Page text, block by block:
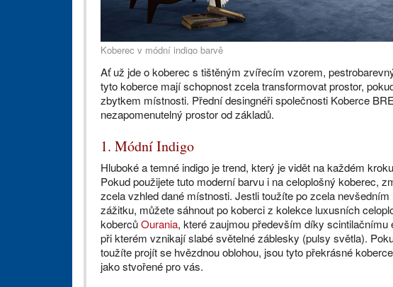
Koberec v módní indigo barvě
Ať už jde o koberec s tištěným zvířecím vzorem,
tyto koberce mají schopnost zcela transformovat prostor,
zbytkem místnosti. Přední desingnéři společnosti Koberce
nezapomenutelný prostor od základů.
1. Módní Indigo
Hluboké a temné indigo je trend, který je vidět na každém
Pokud použijete tuto moderní barvu i na celoplošný koberec,
zcela vzhled dané místnosti. Jestli toužíte po zcela nevšedním
zážitku, můžete sáhnout po koberci z kolekce luxusních
kobercůOurania, které zaujmou především díky scintilačnímu
při kterém vznikají slabé světelné záblesky (pulsy světla).
toužíte projít se hvězdnou oblohou, jsou tyto překrásné
jako stvořené pro vás.